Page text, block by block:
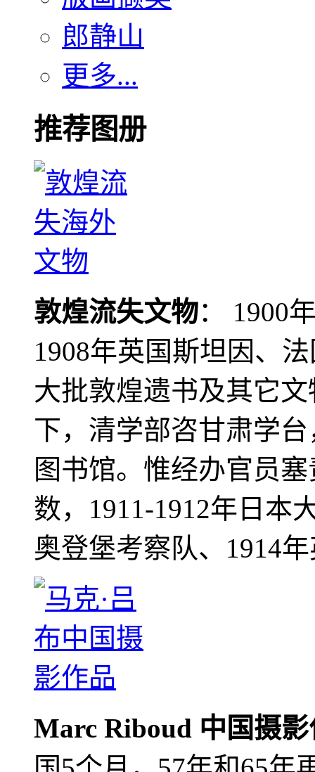
郎静山
更多...
推荐图册
敦煌流失文物： 1900
1908年英国斯坦因、
大批敦煌遗书及其它
下，清学部咨甘肃学
图书馆。惟经办官员
数，1911-1912年日本
奥登堡考察队、1914
Marc Riboud 中国摄